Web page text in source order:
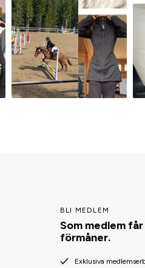
BLI MEDLEM
Som medlem
förmåner.
Exklusiva